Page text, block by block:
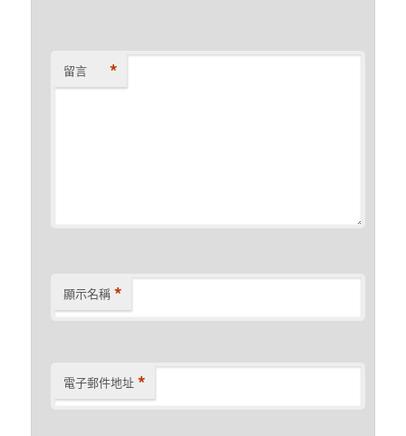
留言 *
顯示名稱 *
電子郵件地址 *